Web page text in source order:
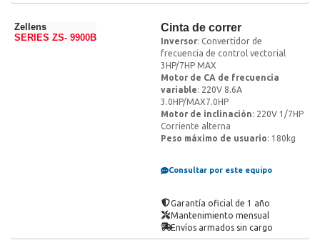
Zellens
SERIES ZS- 9900B
Cinta de correr
Inversor: Convertidor de
frecuencia de control vectorial
3HP/7HP MAX
Motor de CA de frecuencia
variable: 220V 8.6A
3.0HP/MAX7.0HP
Motor de inclinación: 220V 1/7HP
Corriente alterna
Peso máximo de usuario: 180kg
Consultar por este equipo
Garantía oficial de 1 año
Mantenimiento mensual
Envíos armados sin cargo